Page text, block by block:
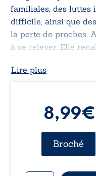
familiales, des luttes
difficile, ainsi que
la perte de proches,
à se relever. Elle
Lire plus
8,99€
Broché